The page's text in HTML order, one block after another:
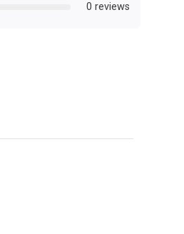
0 reviews